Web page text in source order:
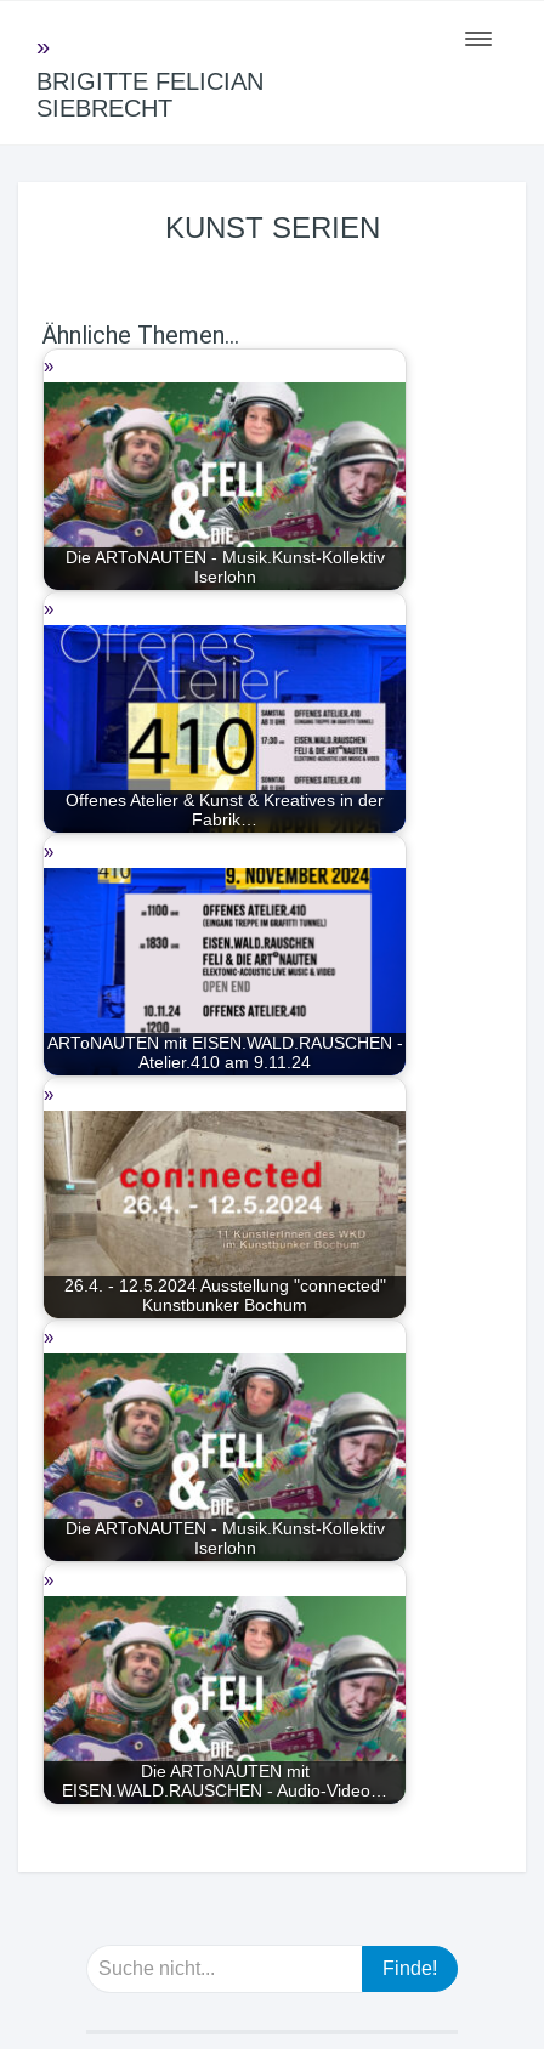
Toggle
BRIGITTE FELICIAN
SIEBRECHT
KUNST SERIEN
Ähnliche Themen...
Die ARToNAUTEN - Musik.Kunst-Kollektiv
Iserlohn
Offenes Atelier & Kunst & Kreatives in der
Fabrik…
ARToNAUTEN mit EISEN.WALD.RAUSCHEN -
Atelier.410 am 9.11.24
26.4. - 12.5.2024 Ausstellung "connected"
Kunstbunker Bochum
Die ARToNAUTEN - Musik.Kunst-Kollektiv
Iserlohn
Die ARToNAUTEN mit
EISEN.WALD.RAUSCHEN - Audio-Video…